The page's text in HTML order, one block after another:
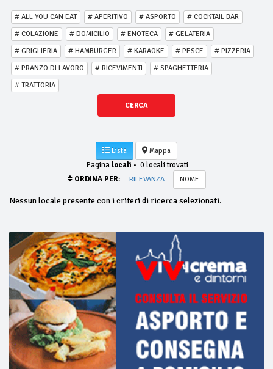
# ALL YOU CAN EAT # APERITIVO # ASPORTO
# COCKTAIL BAR
# COLAZIONE
# DOMICILIO # ENOTECA
# GELATERIA
# GRIGLIERIA
# HAMBURGER # KARAOKE # PESCE
# PIZZERIA
# PRANZO DI LAVORO
# RICEVIMENTI
# SPAGHETTERIA
# TRATTORIA
CERCA
Lista Mappa
Pagina locali • 0 locali trovati
ORDINA PER:
RILEVANZA NOME
Nessun locale presente con i criteri di ricerca selezionati.